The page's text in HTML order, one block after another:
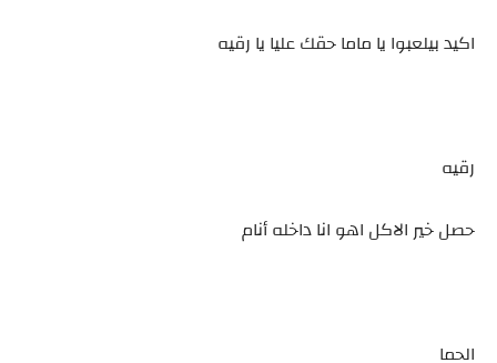
اكيد بيلعبوا يا ماما حقك عليا يا رقيه
رقيه
حصل خير الاكل اهو انا داخله أنام
الحما